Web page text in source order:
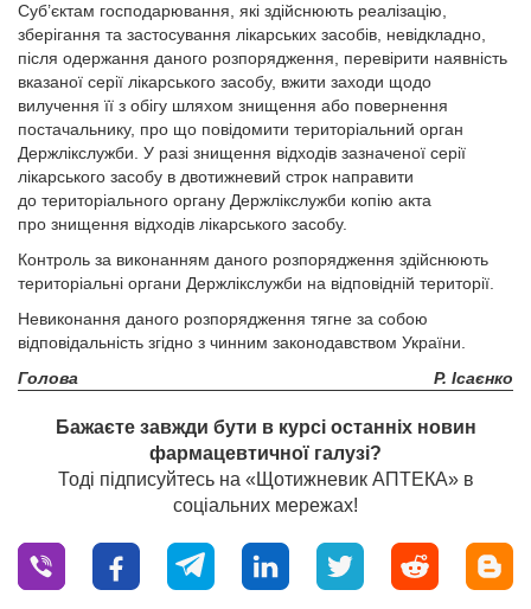
Суб’єктам господарювання, які здійснюють реалізацію,
зберігання та застосування лікарських засобів, невідкладно,
після одержання даного розпорядження, перевірити наявність
вказаної серії лікарського засобу, вжити заходи щодо
вилучення її з обігу шляхом знищення або повернення
постачальнику, про що повідомити територіальний орган
Держлікслужби. У разі знищення відходів зазначеної серії
лікарського засобу в двотижневий строк направити
до територіального органу Держлікслужби копію акта
про знищення відходів лікарського засобу.
Контроль за виконанням даного розпорядження здійснюють
територіальні органи Держлікслужби на відповідній території.
Невиконання даного розпорядження тягне за собою
відповідальність згідно з чинним законодавством України.
Голова
Р. Ісаєнко
Бажаєте завжди бути в курсі останніх новин
фармацевтичної галузі?
Тоді підписуйтесь на «Щотижневик АПТЕКА» в
соціальних мережах!